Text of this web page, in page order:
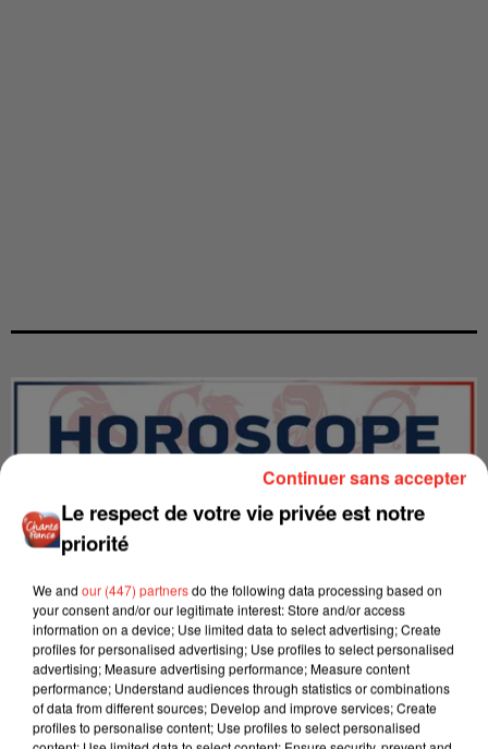
LES INTERVIEWS CHANTE
FRANCE
Voir plus
Le respect de votre vie privée est notre
priorité
We and our (447) partnersdo the following data processing based on
your consent and/or our legitimate interest: Store and/or access
information on a device; Use limited data to select advertising; Create
profiles for personalised advertising; Use profiles to select personalised
advertising; Measure advertising performance; Measure content
performance; Understand audiences through statistics or combinations
of data from different sources; Develop and improve services; Create
profiles to personalise content; Use profiles to select personalised
Continuer sans accepter